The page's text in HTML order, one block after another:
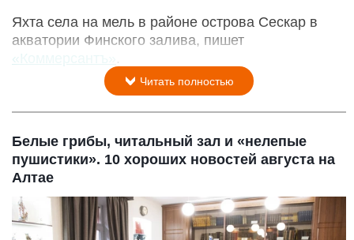
Яхта села на мель в районе острова Сескар в
акватории Финского залива, пишет
«Коммерсантъ»
Читать полностью
Белые грибы, читальный зал и «нелепые
пушистики». 10 хороших новостей августа на
Алтае